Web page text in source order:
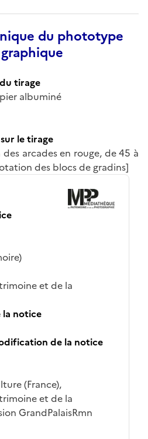
du phototype
tirage
albuminé
le tirage
arcades en rouge, de 45 à
des blocs de gradins]
et de la
la notice
de la notice
(France),
et de la
GrandPalaisRmn